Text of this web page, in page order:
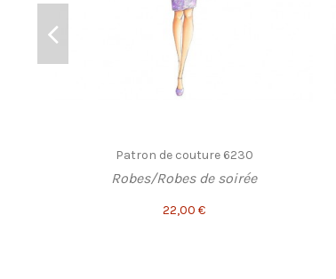
Patron de couture 6230
Robes/Robes de soirée
22,00 €